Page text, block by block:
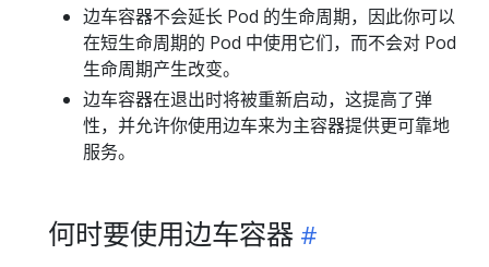
边车容器不会延长 Pod 的生命周期，因此你可以
在短生命周期的 Pod 中使用它们，而不会对 Pod
生命周期产生改变。
边车容器在退出时将被重新启动，这提高了弹
性，并允许你使用边车来为主容器提供更可靠地
服务。
何时要使用边车容器